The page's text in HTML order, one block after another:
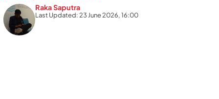
Raka Saputra
Last Updated: 23 June 2026, 16:00